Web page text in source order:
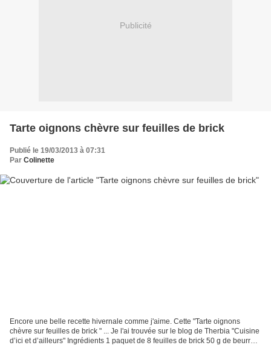
Publicité
Tarte oignons chèvre sur feuilles de brick
Publié le 19/03/2013 à 07:31
Par Colinette
Encore une belle recette hivernale comme j'aime. Cette "Tarte oignons
chèvre sur feuilles de brick " ... Je l'ai trouvée sur le blog de Therbia "Cuisine
d’ici et d’ailleurs" Ingrédients 1 paquet de 8 feuilles de brick 50 g de beurre